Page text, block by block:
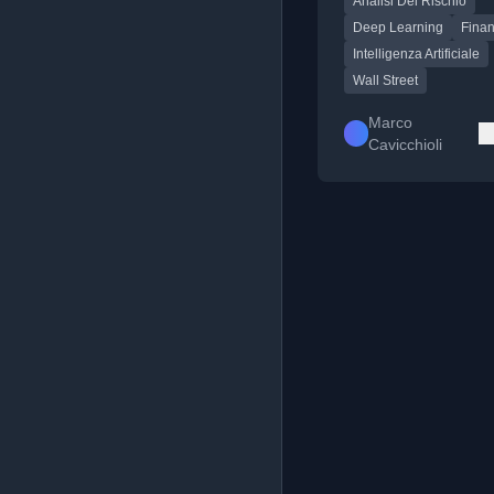
operazioni e analisi.
Deep Learning
Intelligenza Artificiale
Wall Street
Marco
Cavicchioli